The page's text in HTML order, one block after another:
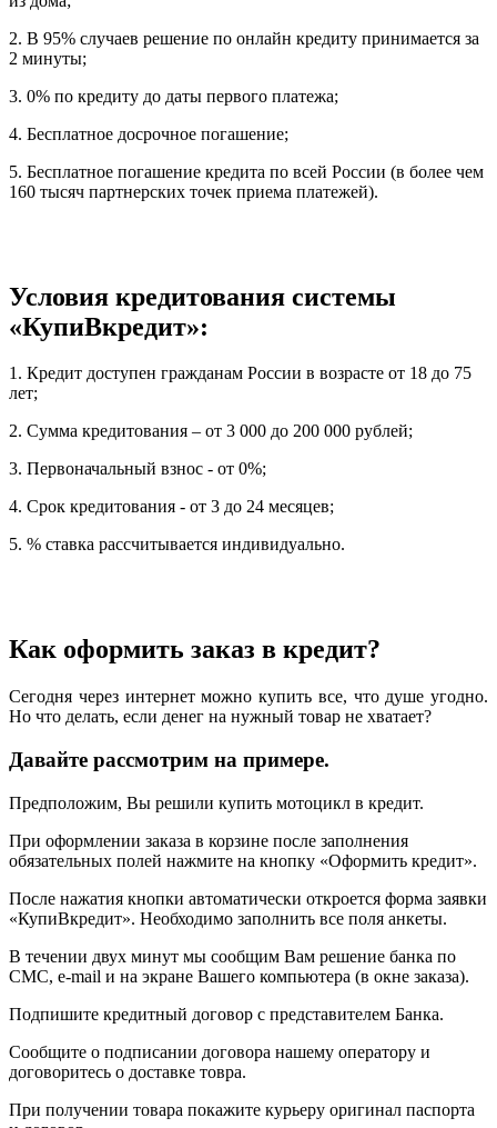
2. В 95% случаев решение по онлайн кредиту принимается за
2 минуты;
3. 0% по кредиту до даты первого платежа;
4. Бесплатное досрочное погашение;
5. Бесплатное погашение кредита по всей России (в более чем
160 тысяч партнерских точек приема платежей).
Условия кредитования системы
«КупиВкредит»:
1. Кредит доступен гражданам России в возрасте от 18 до 75
лет;
2. Сумма кредитования – от 3 000 до 200 000 рублей;
3. Первоначальный взнос - от 0%;
4. Срок кредитования - от 3 до 24 месяцев;
5. % ставка рассчитывается индивидуально.
Как оформить заказ в кредит?
Сегодня через интернет можно купить все, что душе угодно.
Но что делать, если денег на нужный товар не хватает?
Давайте рассмотрим на примере.
Предположим, Вы решили купить мотоцикл в кредит.
При оформлении заказа в корзине после заполнения
обязательных полей нажмите на кнопку «Оформить кредит».
После нажатия кнопки автоматически откроется форма заявки
«КупиВкредит». Необходимо заполнить все поля анкеты.
В течении двух минут мы сообщим Вам решение банка по
СМС, e-mail и на экране Вашего компьютера (в окне заказа).
Подпишите кредитный договор с представителем Банка.
Сообщите о подписании договора нашему оператору и
договоритесь о доставке товра.
При получении товара покажите курьеру оригинал паспорта